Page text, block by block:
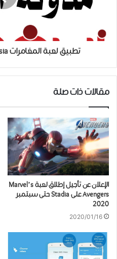
تطبيق لعبة المغامرات Prince of Persia للاندرويد
مقالات ذات صلة
الإعلان عن ﺗﺄﺟﻴﻞ ﺇﻃﻼﻕ ﻟﻌﺒﺔ Marvel’s
Avengers ﻋﻠﻰ Stadia حتى ﺳﺒﺘﻤﺒﺮ
2020
2020/01/16